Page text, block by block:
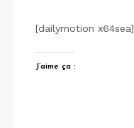
[dailymotion x64sea]
J’aime ça :